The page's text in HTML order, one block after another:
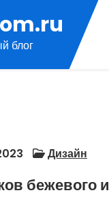
блог
Дизайн
бежевого